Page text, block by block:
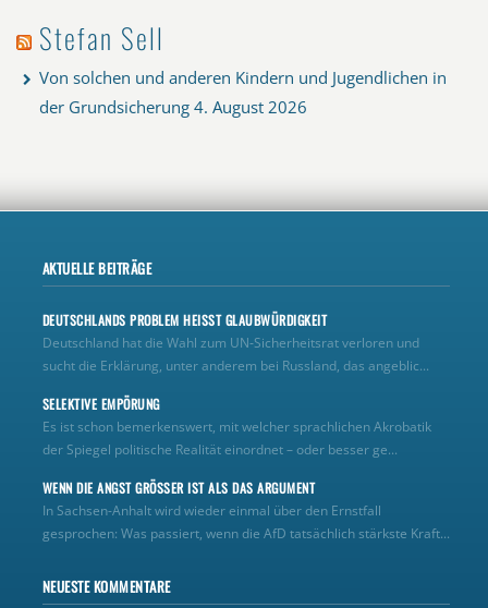
Stefan Sell
Von solchen und anderen Kindern und Jugendlichen in
der Grundsicherung 4. August 2026
AKTUELLE BEITRÄGE
DEUTSCHLANDS PROBLEM HEISST GLAUBWÜRDIGKEIT
Deutschland hat die Wahl zum UN‑Sicherheitsrat verloren und
sucht die Erklärung, unter anderem bei Russland, das angeblic...
SELEKTIVE EMPÖRUNG
Es ist schon bemerkenswert, mit welcher sprachlichen Akrobatik
der Spiegel politische Realität einordnet – oder besser ge...
WENN DIE ANGST GRÖSSER IST ALS DAS ARGUMENT
In Sachsen-Anhalt wird wieder einmal über den Ernstfall
gesprochen: Was passiert, wenn die AfD tatsächlich stärkste Kraft...
NEUESTE KOMMENTARE